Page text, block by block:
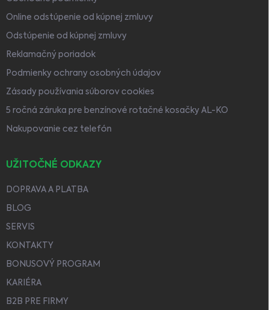
Online odstúpenie od kúpnej zmluvy
Odstúpenie od kúpnej zmluvy
Reklamačný poriadok
Podmienky ochrany osobných údajov
Zásady používania súborov cookies
5 ročná záruka pre benzínové rotačné kosačky AL-KO
Nakupovanie cez telefón
UŽITOČNÉ ODKAZY
DOPRAVA A PLATBA
BLOG
SERVIS
KONTAKTY
BONUSOVÝ PROGRAM
KARIÉRA
B2B PRE FIRMY